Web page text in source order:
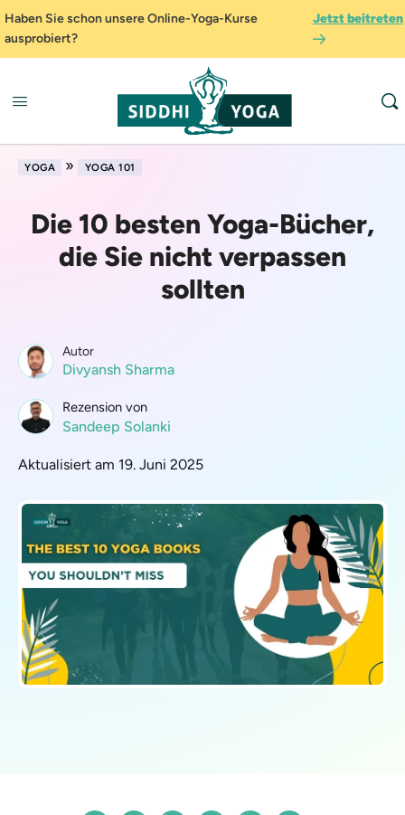
Haben Sie schon unsere Online-Yoga-Kurse
ausprobiert?
Jetzt beitreten
YOGA » YOGA 101
Die 10 besten Yoga-Bücher,
die Sie nicht verpassen
sollten
Autor
Divyansh Sharma
Rezension von
Sandeep Solanki
Aktualisiert am 19. Juni 2025